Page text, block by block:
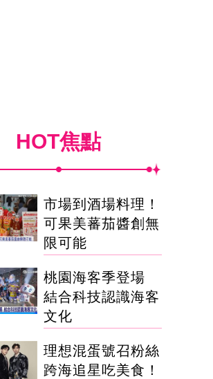
HOT焦點
市場到酒場料理！
可果美蕃茄醬創無
限可能
桃園海客季登場
結合科技認識海客
文化
理想混蛋號召粉絲
跨海追星吃美食！